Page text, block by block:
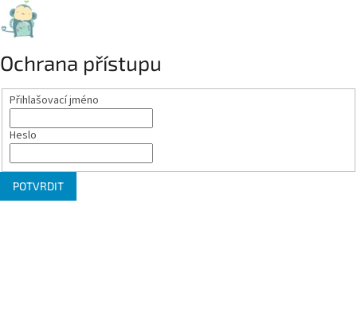
Ochrana přístupu
Přihlašovací jméno
Heslo
POTVRDIT